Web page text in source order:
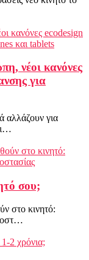
νέοι κανόνες
για
αλλάζουν για
σου;
στο κινητό: